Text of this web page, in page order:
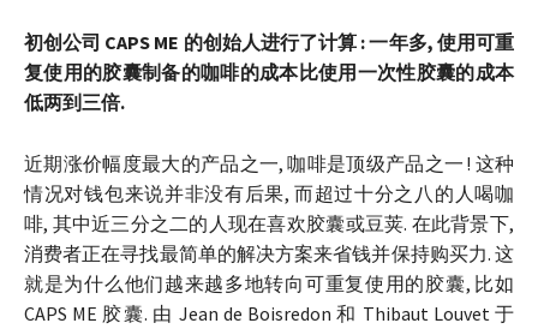
初创公司 CAPS ME 的创始人进行了计算 : 一年多, 使用可重
复使用的胶囊制备的咖啡的成本比使用一次性胶囊的成本
低两到三倍.
近期涨价幅度最大的产品之一, 咖啡是顶级产品之一 ! 这种
情况对钱包来说并非没有后果, 而超过十分之八的人喝咖
啡, 其中近三分之二的人现在喜欢胶囊或豆荚. 在此背景下,
消费者正在寻找最简单的解决方案来省钱并保持购买力. 这
就是为什么他们越来越多地转向可重复使用的胶囊, 比如
CAPS ME 胶囊. 由 Jean de Boisredon 和 Thibaut Louvet 于